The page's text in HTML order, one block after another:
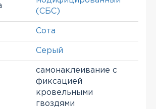
(СБС)
Сота
Серый
самонаклеивание с
фиксацией
кровельными
гвоздями